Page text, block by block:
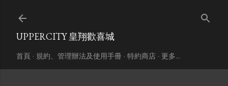
UPPERCITY 皇翔歡喜城
首頁 規約、管理辦法及使用手冊 特約商店 更多…